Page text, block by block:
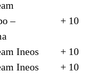
–
+ 10
Ineos
+ 10
Ineos + 10